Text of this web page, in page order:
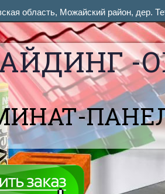
-
область, Можайский район, дер.